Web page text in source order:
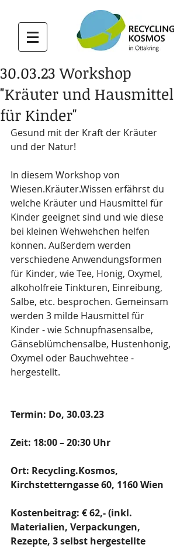
30.03.23 Workshop
"Kräuter und Hausmittel
für Kinder"
Gesund mit der Kraft der Kräuter
und der Natur!
In diesem Workshop von
Wiesen.Kräuter.Wissen erfährst du
welche Kräuter und Hausmittel für
Kinder geeignet sind und wie diese
bei kleinen Wehwehchen helfen
können. Außerdem werden
verschiedene Anwendungsformen
für Kinder, wie Tee, Honig, Oxymel,
alkoholfreie Tinkturen, Einreibung,
Salbe, etc. besprochen. Gemeinsam
werden 3 milde Hausmittel für
Kinder - wie Schnupfnasensalbe,
Gänseblümchensalbe, Hustenhonig,
Oxymel oder Bauchwehtee -
hergestellt.
Termin: Do, 30.03.23
Zeit: 18:00 – 20:30 Uhr
Ort: Recycling.Kosmos,
Kirchstetterngasse 60, 1160 Wien
Kostenbeitrag: € 62,- (inkl.
Materialien, Verpackungen,
Rezepte, 3 selbst hergestellte